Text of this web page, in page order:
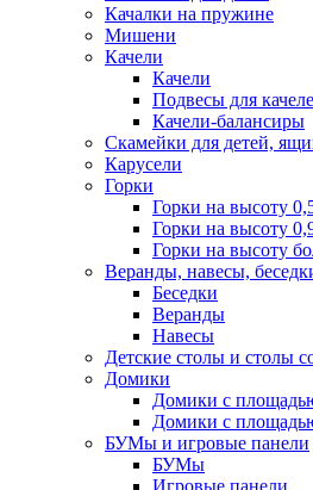
Качалки на пружине
Мишени
Качели
Качели
Подвесы для
Качели-балансиры
Скамейки для детей,
Карусели
Горки
Горки на высоту
Горки на высоту
Горки на высоту
Веранды, навесы,
Беседки
Веранды
Навесы
Детские столы и столы
Домики
Домики с
Домики с
БУМы и игровые панели
БУМы
Игровые панели